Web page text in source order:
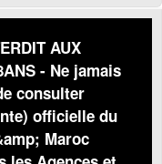
AUX
- Ne jamais
consulter
officielle du
Maroc